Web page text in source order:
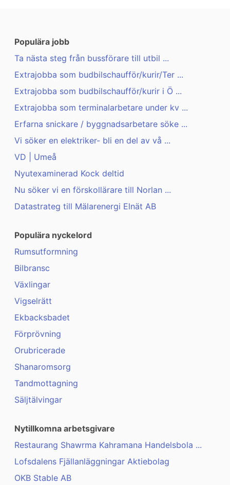
Populära jobb
Ta nästa steg från bussförare till utbil ...
Extrajobba som budbilschaufför/kurir/Ter ...
Extrajobba som budbilschaufför/kurir i Ö ...
Extrajobba som terminalarbetare under kv ...
Erfarna snickare / byggnadsarbetare söke ...
Vi söker en elektriker- bli en del av vå ...
VD | Umeå
Nyutexaminerad Kock deltid
Nu söker vi en förskollärare till Norlan ...
Datastrateg till Mälarenergi Elnät AB
Populära nyckelord
Rumsutformning
Bilbransc
Växlingar
Vigselrätt
Ekbacksbadet
Förprövning
Orubricerade
Shanaromsorg
Tandmottagning
Säljtälvingar
Nytillkomna arbetsgivare
Restaurang Shawrma Kahramana Handelsbola ...
Lofsdalens Fjällanläggningar Aktiebolag
OKB Stable AB